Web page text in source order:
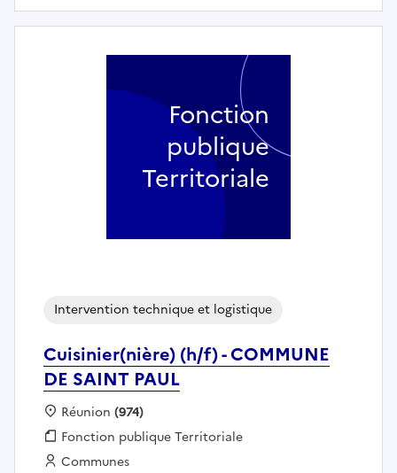
Cuisinier(nière) (h/f) - COMMUNE
DE SAINT PAUL
Intervention technique et logistique
Localisation :
Réunion (974)
Fonction publique :
Fonction publique Territoriale
Employeur :
Communes
Fonction
publique
Territoriale